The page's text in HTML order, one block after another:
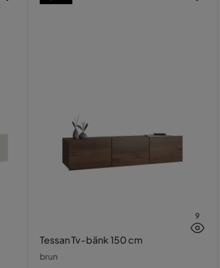
9
Tessan Tv-bänk 150 cm
brun